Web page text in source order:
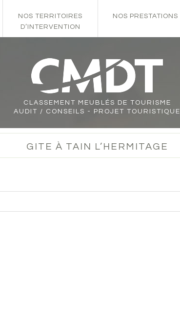
NOS TERRITOIRES
D’INTERVENTION
NOS PRESTATIONS
CLASSEMENT
MEUBLÉS DE TOURISME
AUDIT / CONSEILS - PROJET TOURISTIQUE
GITE À TAIN L’HERMITAGE